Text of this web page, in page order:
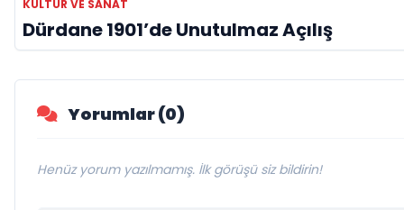
KÜLTÜR VE SANAT
Dürdane 1901’de Unutulmaz Açılış
Yorumlar (0)
Henüz yorum yazılmamış. İlk görüşü siz bildirin!